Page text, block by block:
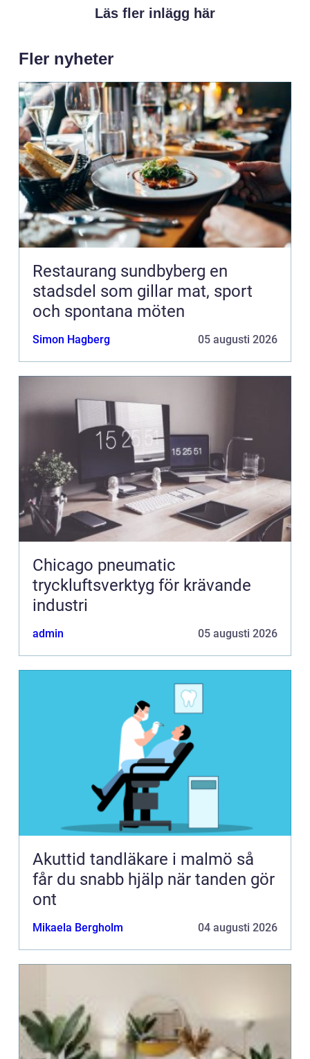
Läs fler inlägg här
Fler nyheter
Restaurang sundbyberg en
stadsdel som gillar mat, sport
och spontana möten
Simon Hagberg 05 augusti 2026
Chicago pneumatic
tryckluftsverktyg för krävande
industri
admin 05 augusti 2026
Akuttid tandläkare i malmö så
får du snabb hjälp när tanden gör
ont
Mikaela Bergholm 04 augusti 2026